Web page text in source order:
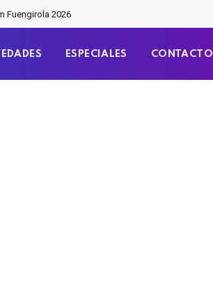
Fuengirola 2026
ESPECIALES CONTACTO